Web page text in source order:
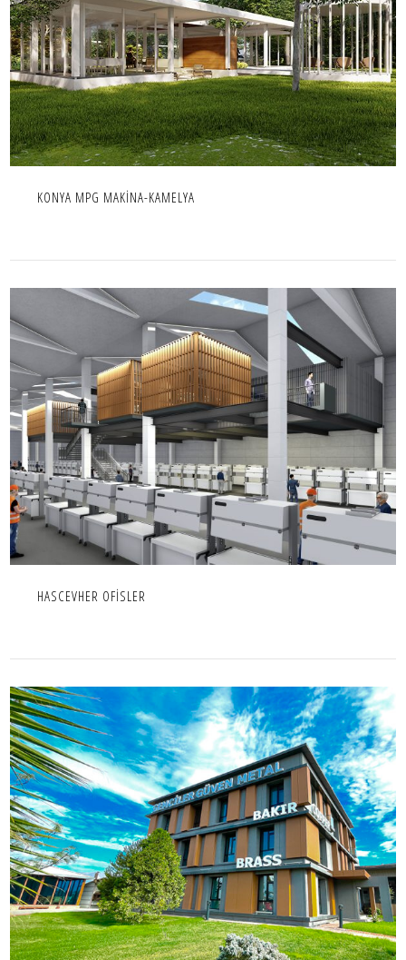
KONYA MPG MAKİNA-KAMELYA
İÇ MEKAN,PROJE
KONYA MPG MAKİNA-KAMELYA
HASCEVHER OFİSLER
ENDÜSTRIYEL,İÇ MEKAN,IC MEKAN,OFIS,PROJE
HASCEVHER OFİSLER
GEMCİLER GÜVEN METAL İDARİ BİNA
İÇ MEKAN,IC MEKAN,OFIS,PROJE,TICARI